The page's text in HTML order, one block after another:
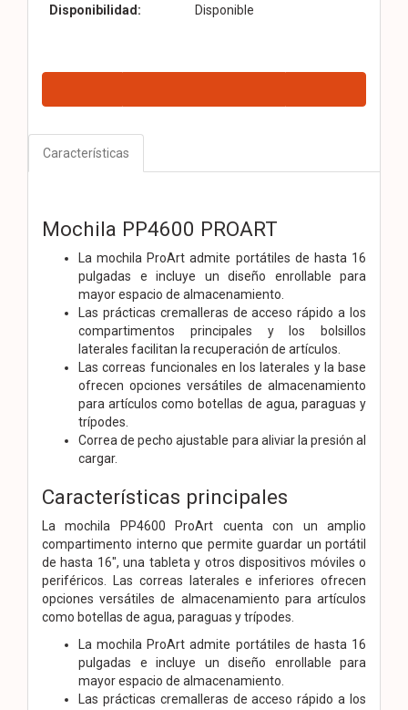
Disponibilidad: Disponible
Características
Mochila PP4600 PROART
La mochila ProArt admite portátiles de hasta 16
pulgadas e incluye un diseño enrollable para
mayor espacio de almacenamiento.
Las prácticas cremalleras de acceso rápido a los
compartimentos principales y los bolsillos
laterales facilitan la recuperación de artículos.
Las correas funcionales en los laterales y la base
ofrecen opciones versátiles de almacenamiento
para artículos como botellas de agua, paraguas y
trípodes.
Correa de pecho ajustable para aliviar la presión al
cargar.
Características principales
La mochila PP4600 ProArt cuenta con un amplio
compartimento interno que permite guardar un portátil
de hasta 16", una tableta y otros dispositivos móviles o
periféricos. Las correas laterales e inferiores ofrecen
opciones versátiles de almacenamiento para artículos
como botellas de agua, paraguas y trípodes.
La mochila ProArt admite portátiles de hasta 16
pulgadas e incluye un diseño enrollable para
mayor espacio de almacenamiento.
Las prácticas cremalleras de acceso rápido a los